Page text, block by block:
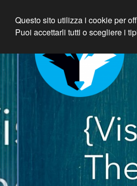
Questo sito utilizza i cookie per
Puoi accettarli tutti o scegliere i